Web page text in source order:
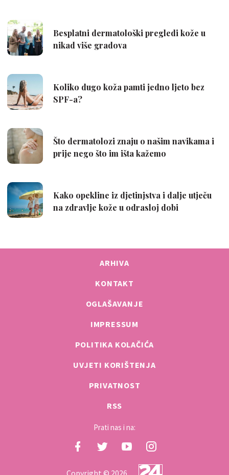
ARHIVA
KONTAKT
OGLAŠAVANJE
IMPRESSUM
POLITIKA KOLAČIĆA
UVJETI KORIŠTENJA
PRIVATNOST
RSS
Prati nas i na:
Copyright © 2026.